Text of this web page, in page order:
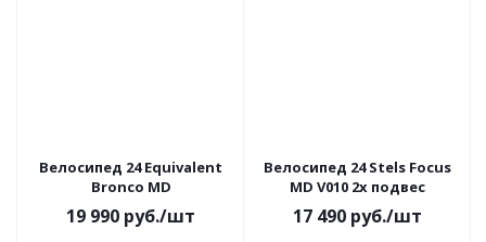
Велосипед 24 Equivalent
Bronco MD
19 990 руб./шт
Велосипед 24 Stels Focus
MD V010 2х подвес
17 490 руб./шт